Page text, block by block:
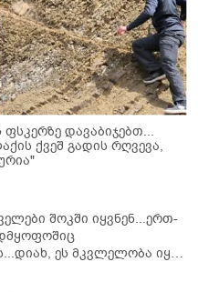
დავაბიჯებთ...
ქვეშ გადის რღვევა,
შოკში იყვნენ...ერთ-
ეს მკვლელობა იყო"
ტრაგედიის